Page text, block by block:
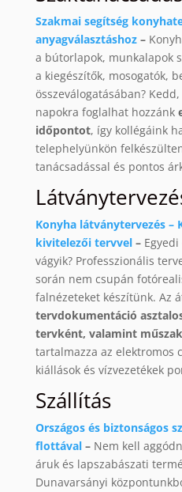
Szakmai segítség
anyagválasztáshoz–
a bútorlapok, munkalapok
a kiegészítők, mosogatók,
összeválogatásában?
napokra foglalhat hozzánk
időpontot, így kollégáink
telephelyünkön
tanácsadással és pontos
Konyha látványtervezés –
kivitelezői tervvel–
vágyik? Professzionális
során nem csupán
falnézeteket készítünk. Az
tervdokumentáció
tervként, valamint
tartalmazza az elektromos
kiállások és vízvezetékek
Szállítás
Országos és biztonságos
flottával– Nem kell
áruk és lapszabászati
Dunavarsányi